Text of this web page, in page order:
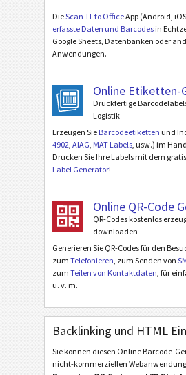
DieScan-IT to OfficeApp (Android,
erfasste Daten und Barcodes in
Google Sheets, Datenbanken oder
Anwendungen.
Online Etiketten-
Druckfertige
Logistik
Erzeugen Sie Barcodeetiketten und
4902 AIAG MAT Labels , usw.) im
Drucken Sie Ihre Labels mit dem gratis
Label Generator!
Online QR-Code
QR-Codes kostenlos
downloaden
Generieren Sie QR-Codes für den
zum Telefonieren , zum Senden von
zum Teilen von Kontaktdaten , für
u. v. m.
Backlinking und HTML
Sie können diesen Online Barcode-
nicht-kommerziellen